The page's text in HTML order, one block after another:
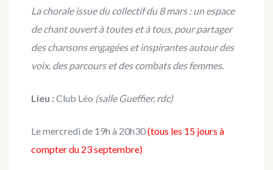
La chorale issue du collectif du 8 mars : un espace
de chant ouvert à toutes et à tous, pour partager
des chansons engagées et inspirantes autour des
voix, des parcours et des combats des femmes.
Lieu :Club Léo (salle Gueffier, rdc)
Le mercredi de 19h à 20h30(tous les 15 jours à
compter du 23 septembre)